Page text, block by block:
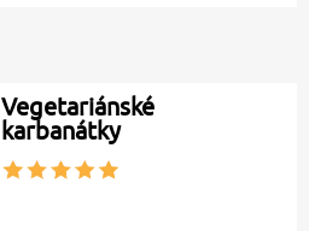
Vegetariánské
karbanátky